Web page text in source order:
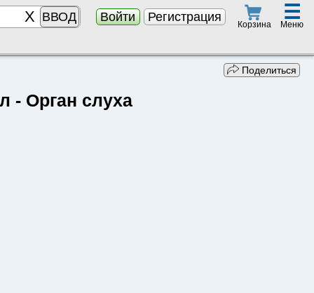
ВВОД Войти Регистрация
Корзина
☰
Меню
Поделиться
- Орган слуха